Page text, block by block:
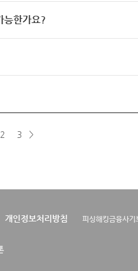
능한가요?
2 3 >
개인정보처리방침 피싱해킹금융사기